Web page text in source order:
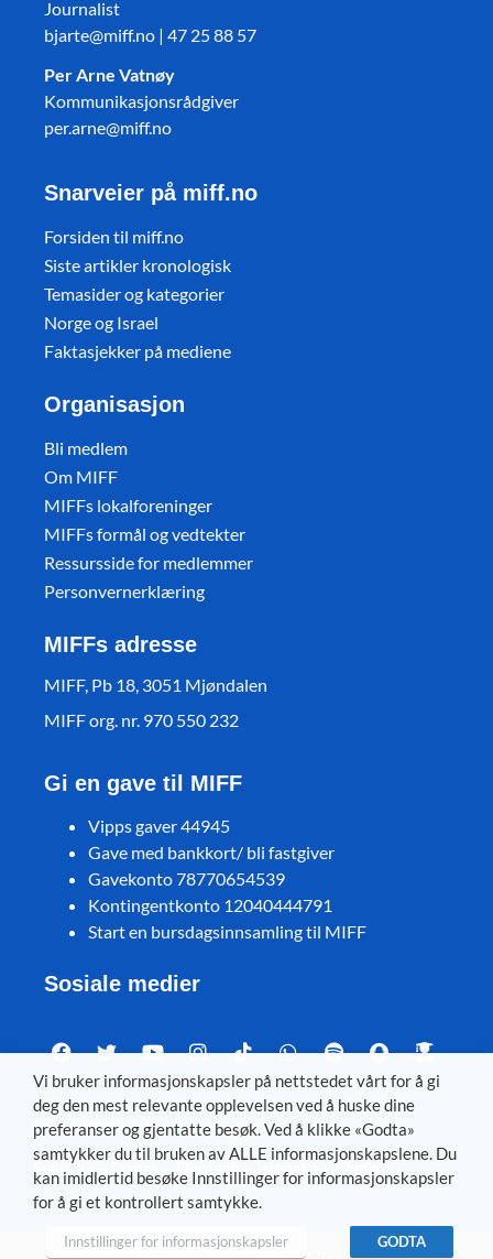
Journalist
bjarte@miff.no | 47 25 88 57
Per Arne Vatnøy
Kommunikasjonsrådgiver
per.arne@miff.no
Snarveier på miff.no
Forsiden til miff.no
Siste artikler kronologisk
Temasider og kategorier
Norge og Israel
Faktasjekker på mediene
Organisasjon
Bli medlem
Om MIFF
MIFFs lokalforeninger
MIFFs formål og vedtekter
Ressursside for medlemmer
Personvernerklæring
MIFFs adresse
MIFF, Pb 18, 3051 Mjøndalen
MIFF org. nr. 970 550 232
Gi en gave til MIFF
Vipps gaver 44945
Gave med bankkort/ bli fastgiver
Gavekonto 78770654539
Kontingentkonto 12040444791
Start en bursdagsinnsamling til MIFF
Sosiale medier
Visit MIFF in other languages
Svenska– Dansk–Deutsch–Íslenska–English
© 2026 Med Israel for fred
Vi bruker informasjonskapsler på nettstedet vårt for å gi
deg den mest relevante opplevelsen ved å huske dine
preferanser og gjentatte besøk. Ved å klikke «Godta»
samtykker du til bruken av ALLE informasjonskapslene. Du
kan imidlertid besøke Innstillinger for informasjonskapsler
for å gi et kontrollert samtykke.
Innstillinger for informasjonskapsler GODTA